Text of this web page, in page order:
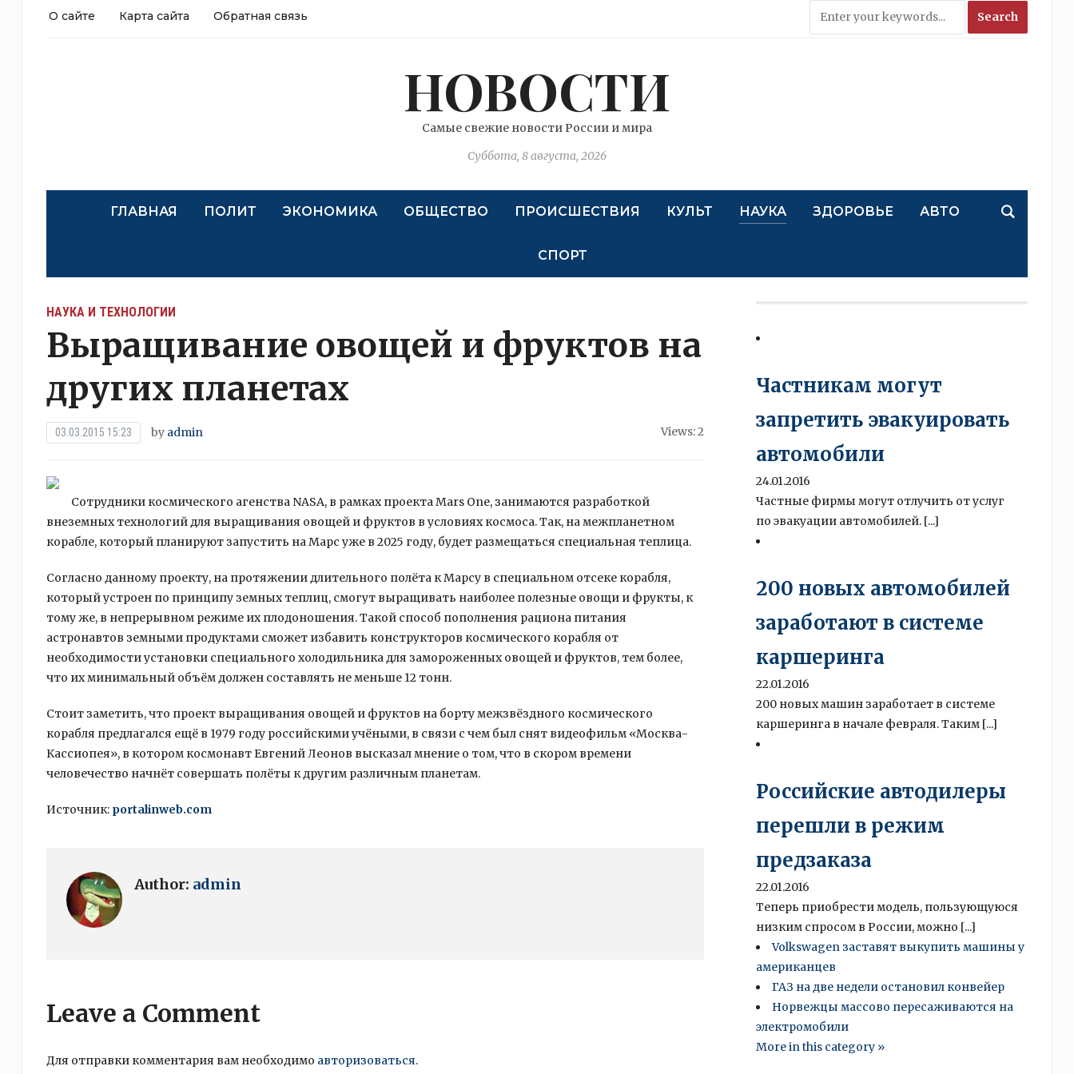
О сайте Карта сайта Обратная связь
НОВОСТИ
Самые свежие новости России и мира
Суббота, 8 августа, 2026
ГЛАВНАЯ ПОЛИТ ЭКОНОМИКА ОБЩЕСТВО ПРОИСШЕСТВИЯ КУЛЬТ НАУКА ЗДОРОВЬЕ АВТО
СПОРТ
НАУКА И ТЕХНОЛОГИИ
Выращивание овощей и фруктов на
других планетах
03.03.2015 15:23 by admin Views: 2
Сотрудники космического агенства NASA, в рамках проекта Mars One, занимаются разработкой
внеземных технологий для выращивания овощей и фруктов в условиях космоса. Так, на межпланетном
корабле, который планируют запустить на Марс уже в 2025 году, будет размещаться специальная теплица.
Согласно данному проекту, на протяжении длительного полёта к Марсу в специальном отсеке корабля,
который устроен по принципу земных теплиц, смогут выращивать наиболее полезные овощи и фрукты, к
тому же, в непрерывном режиме их плодоношения. Такой способ пополнения рациона питания
астронавтов земными продуктами сможет избавить конструкторов космического корабля от
необходимости установки специального холодильника для замороженных овощей и фруктов, тем более,
что их минимальный объём должен составлять не меньше 12 тонн.
Стоит заметить, что проект выращивания овощей и фруктов на борту межзвёздного космического
корабля предлагался ещё в 1979 году российскими учёными, в связи с чем был снят видеофильм «Москва-
Кассиопея», в котором космонавт Евгений Леонов высказал мнение о том, что в скором времени
человечество начнёт совершать полёты к другим различным планетам.
Источник: portalinweb.com
Author: admin
Leave a Comment
Для отправки комментария вам необходимо авторизоваться.
Частникам могут
запретить эвакуировать
автомобили
24.01.2016
Частные фирмы могут отлучить от услуг
по эвакуации автомобилей. [...]
200 новых автомобилей
заработают в системе
каршеринга
22.01.2016
200 новых машин заработает в системе
каршеринга в начале февраля. Таким [...]
Российские автодилеры
перешли в режим
предзаказа
22.01.2016
Теперь приобрести модель, пользующуюся
низким спросом в России, можно [...]
Volkswagen заставят выкупить машины у
американцев
ГАЗ на две недели остановил конвейер
Норвежцы массово пересаживаются на
электромобили
More in this category »